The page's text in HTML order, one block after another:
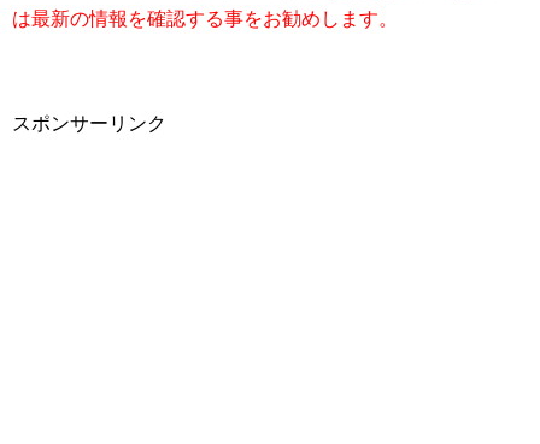
は最新の情報を確認する事をお勧めします。
スポンサーリンク